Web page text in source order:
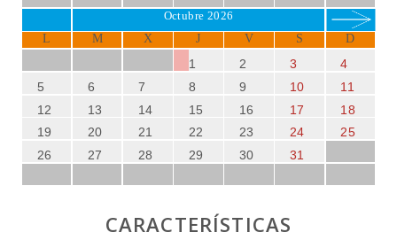
Octubre 2026
L M X J V S D
1 2 3
4
5
6 7 8 9 10
11
12
13 14 15 16 17
18
19
20 21 22 23 24
25
26
27 28 29 30 31
CARACTERÍSTICAS